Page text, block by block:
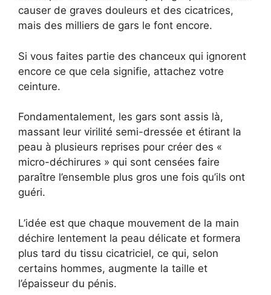
causer de graves douleurs et des cicatrices,
mais des milliers de gars le font encore.
Si vous faites partie des chanceux qui ignorent
encore ce que cela signifie, attachez votre
ceinture.
Fondamentalement, les gars sont assis là,
massant leur virilité semi-dressée et étirant la
peau à plusieurs reprises pour créer des «
micro-déchirures » qui sont censées faire
paraître l’ensemble plus gros une fois qu’ils ont
guéri.
L’idée est que chaque mouvement de la main
déchire lentement la peau délicate et formera
plus tard du tissu cicatriciel, ce qui, selon
certains hommes, augmente la taille et
l’épaisseur du pénis.